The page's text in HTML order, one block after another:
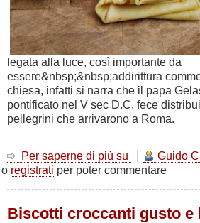
legata alla luce, così importante da
essere&nbsp;&nbsp;addirittura
chiesa, infatti si narra che il papa
pontificato nel V sec D.C. fece
pellegrini che arrivarono a Roma.
Per saperne di più su
Chandeleur
FEBBRAIO
Guido
o registrati per poter commentare
Biscotti croccanti gusto e